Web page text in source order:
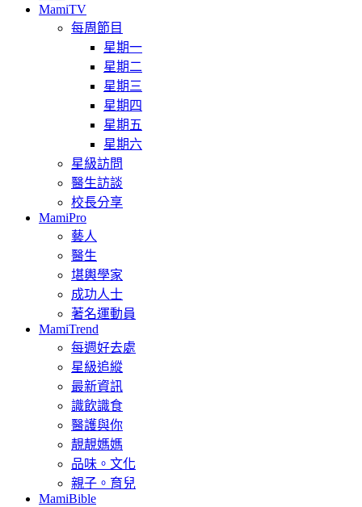
MamiTV
每周節目
星期一
星期二
星期三
星期四
星期五
星期六
星級訪問
醫生訪談
校長分享
MamiPro
藝人
醫生
堪輿學家
成功人士
著名運動員
MamiTrend
每週好去處
星級追縱
最新資訊
識飲識食
醫護與你
靚靚媽媽
品味。文化
親子。育兒
MamiBible